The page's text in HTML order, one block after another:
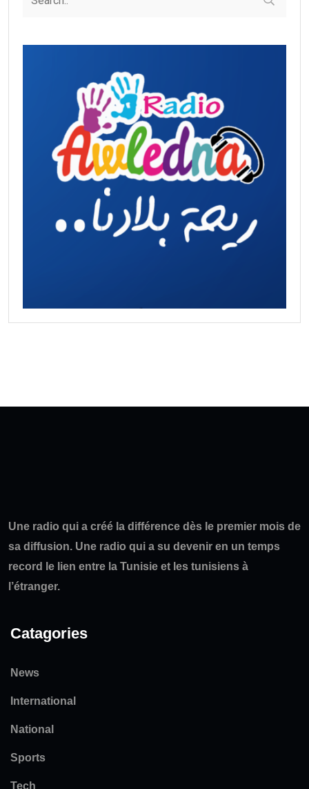
Une radio qui a créé la différence dès le premier mois de
sa diffusion. Une radio qui a su devenir en un temps
record le lien entre la Tunisie et les tunisiens à
l’étranger.
Catagories
News
International
National
Sports
Tech